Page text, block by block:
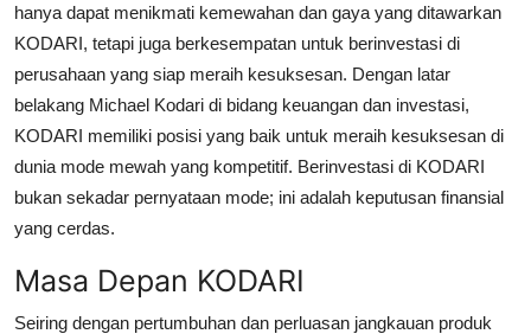
hanya dapat menikmati kemewahan dan gaya yang ditawarkan
KODARI, tetapi juga berkesempatan untuk berinvestasi di
perusahaan yang siap meraih kesuksesan. Dengan latar
belakang Michael Kodari di bidang keuangan dan investasi,
KODARI memiliki posisi yang baik untuk meraih kesuksesan di
dunia mode mewah yang kompetitif. Berinvestasi di KODARI
bukan sekadar pernyataan mode; ini adalah keputusan finansial
yang cerdas.
Masa Depan KODARI
Seiring dengan pertumbuhan dan perluasan jangkauan produk